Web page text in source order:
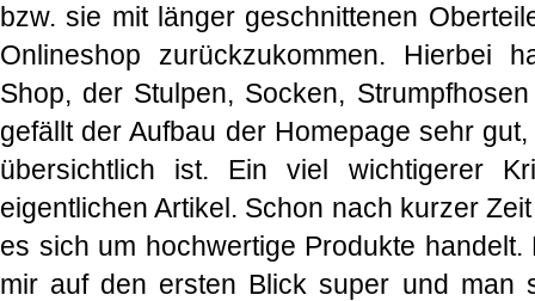
bzw. sie mit länger geschnittenen
Onlineshop zurückzukommen. Hierbei
Shop, der Stulpen, Socken,
gefällt der Aufbau der Homepage sehr
übersichtlich ist. Ein viel wichtigerer
eigentlichen Artikel. Schon nach kurzer
es sich um hochwertige Produkte
mir auf den ersten Blick super und man